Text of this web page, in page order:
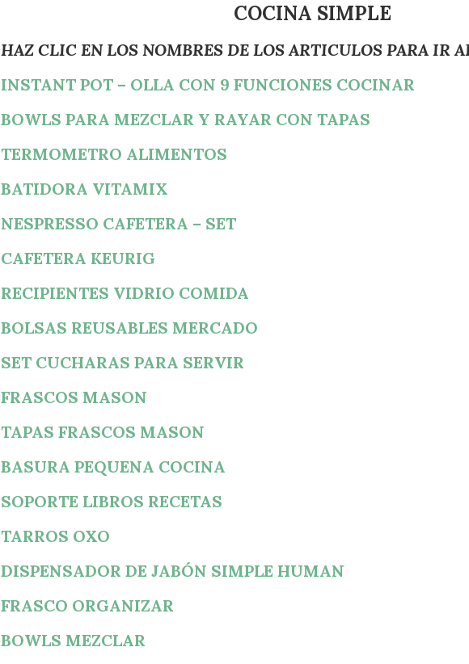
COCINA SIMPLE
HAZ CLIC EN LOS NOMBRES DE LOS ARTICULOS PARA IR
INSTANT POT – OLLA CON 9 FUNCIONES COCINAR
BOWLS PARA MEZCLAR Y RAYAR CON TAPAS
TERMOMETRO ALIMENTOS
BATIDORA VITAMIX
NESPRESSO CAFETERA – SET
CAFETERA KEURIG
RECIPIENTES VIDRIO COMIDA
BOLSAS REUSABLES MERCADO
SET CUCHARAS PARA SERVIR
FRASCOS MASON
TAPAS FRASCOS MASON
BASURA PEQUENA COCINA
SOPORTE LIBROS RECETAS
TARROS OXO
DISPENSADOR DE JABÓN SIMPLE HUMAN
FRASCO ORGANIZAR
BOWLS MEZCLAR